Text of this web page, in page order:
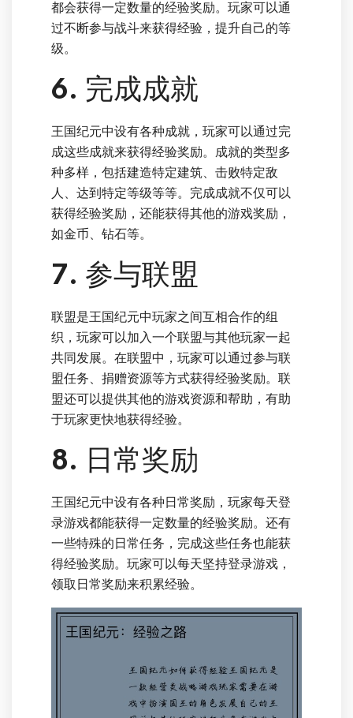
都会获得一定数量的经验奖励。玩家可以通
过不断参与战斗来获得经验，提升自己的等
级。
6. 完成成就
王国纪元中设有各种成就，玩家可以通过完
成这些成就来获得经验奖励。成就的类型多
种多样，包括建造特定建筑、击败特定敌
人、达到特定等级等等。完成成就不仅可以
获得经验奖励，还能获得其他的游戏奖励，
如金币、钻石等。
7. 参与联盟
联盟是王国纪元中玩家之间互相合作的组
织，玩家可以加入一个联盟与其他玩家一起
共同发展。在联盟中，玩家可以通过参与联
盟任务、捐赠资源等方式获得经验奖励。联
盟还可以提供其他的游戏资源和帮助，有助
于玩家更快地获得经验。
8. 日常奖励
王国纪元中设有各种日常奖励，玩家每天登
录游戏都能获得一定数量的经验奖励。还有
一些特殊的日常任务，完成这些任务也能获
得经验奖励。玩家可以每天坚持登录游戏，
领取日常奖励来积累经验。